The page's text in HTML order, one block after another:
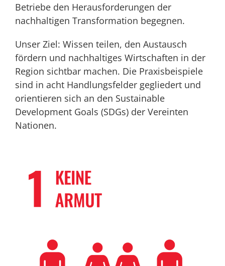
Betriebe den Herausforderungen der
nachhaltigen Transformation begegnen.
Unser Ziel: Wissen teilen, den Austausch
fördern und nachhaltiges Wirtschaften in der
Region sichtbar machen. Die Praxisbeispiele
sind in acht Handlungsfelder gegliedert und
orientieren sich an den Sustainable
Development Goals (SDGs) der Vereinten
Nationen.